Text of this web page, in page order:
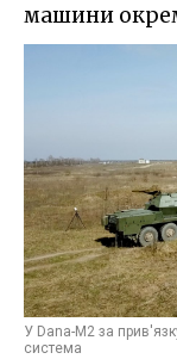
машини
У Dana-M2 за
система